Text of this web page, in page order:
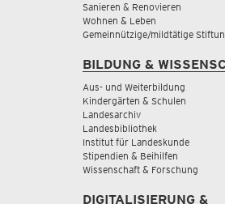
Sanieren & Renovieren
Wohnen & Leben
Gemeinnützige/mildtätige
BILDUNG &
Aus- und Weiterbildung
Kindergärten & Schulen
Landesarchiv
Landesbibliothek
Institut für Landeskunde
Stipendien & Beihilfen
Wissenschaft & Forschung
DIGITALISIERUNG &